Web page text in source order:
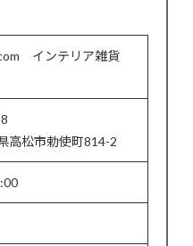
インテリア雑貨
高松市勅使町814-2